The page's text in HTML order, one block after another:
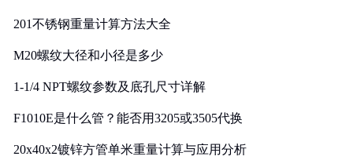
201不锈钢重量计算方法大全
M20螺纹大径和小径是多少
1-1/4 NPT螺纹参数及底孔尺寸详解
F1010E是什么管？能否用3205或3505代换
20x40x2镀锌方管单米重量计算与应用分析